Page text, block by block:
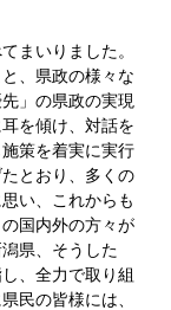
まいりました。
、県政の様々な
」の県政の実現
を傾け、対話を
策を着実に実行
とおり、多くの
い、これからも
国内外の方々が
県、そうした
、全力で取り組
民の皆様には、